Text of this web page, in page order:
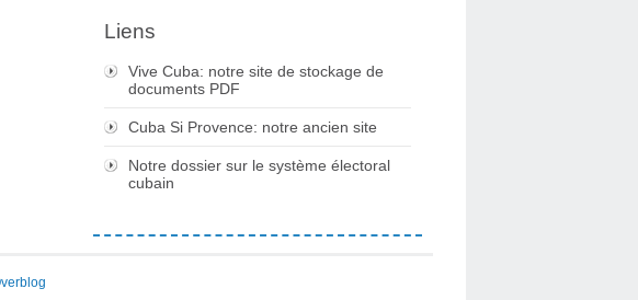
Liens
Vive Cuba: notre site de stockage de
documents PDF
Cuba Si Provence: notre ancien site
Notre dossier sur le système électoral
cubain